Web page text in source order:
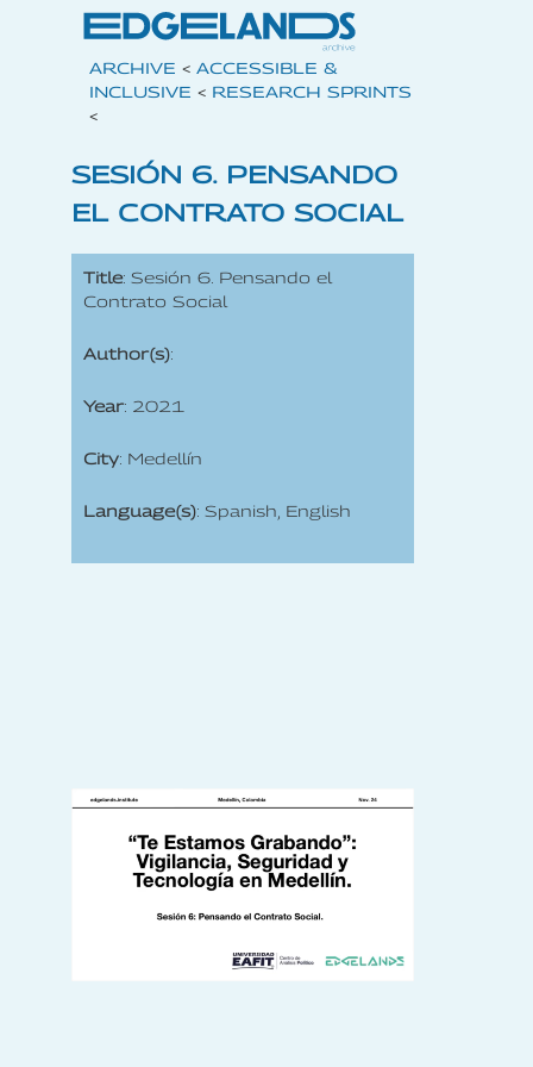
ARCHIVE < ACCESSIBLE &
INCLUSIVE < RESEARCH SPRINTS
<
SESIÓN 6. PENSANDO
EL CONTRATO SOCIAL
Title: Sesión 6. Pensando el
Contrato Social
Author(s):
Year: 2021
City: Medellín
Language(s): Spanish, English